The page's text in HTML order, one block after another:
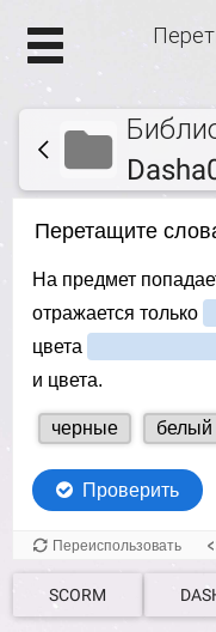
SCORM